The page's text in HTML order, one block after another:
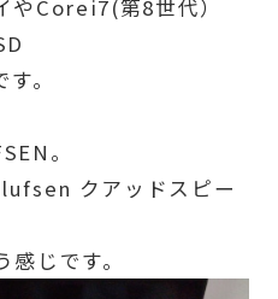
やCorei7(第8世代）
。
。
クアッドスピー
じです。